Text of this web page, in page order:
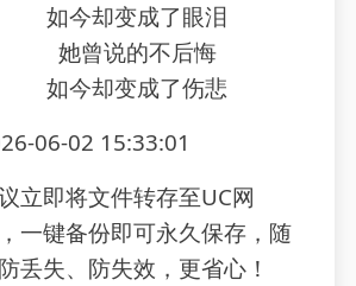
如今却变成了眼泪
她曾说的不后悔
如今却变成了伤悲
06-02 15:33:01
立即将文件转存至UC网
一键备份即可永久保存，随
丢失、防失效，更省心！